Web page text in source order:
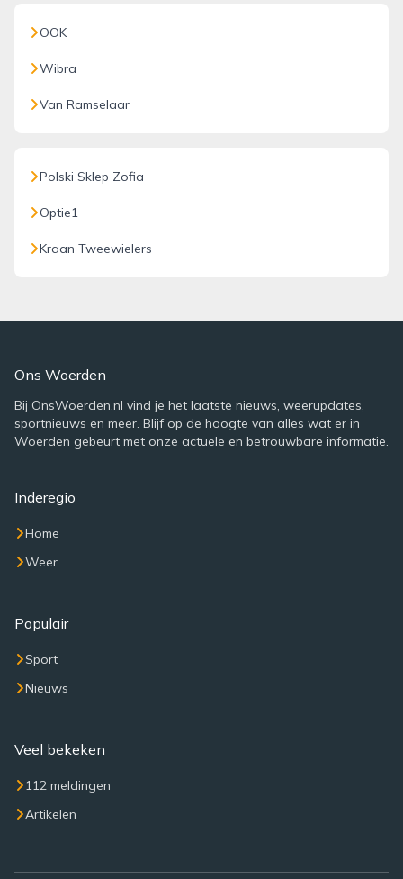
OOK
Wibra
Van Ramselaar
Polski Sklep Zofia
Optie1
Kraan Tweewielers
Ons Woerden
Bij OnsWoerden.nl vind je het laatste nieuws, weerupdates,
sportnieuws en meer. Blijf op de hoogte van alles wat er in
Woerden gebeurt met onze actuele en betrouwbare informatie.
Inderegio
Home
Weer
Populair
Sport
Nieuws
Veel bekeken
112 meldingen
Artikelen